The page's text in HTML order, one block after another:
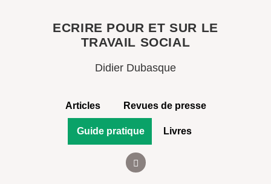
ECRIRE POUR ET SUR LE
TRAVAIL SOCIAL
Didier Dubasque
Articles Revues de presse
Guide pratique Livres